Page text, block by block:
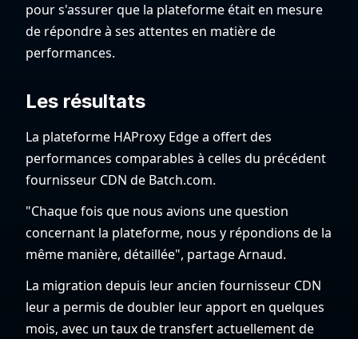
pour s'assurer que la plateforme était en mesure
de répondre à ses attentes en matière de
performances.
Les résultats
La plateforme HAProxy Edge a offert des
performances comparables à celles du précédent
fournisseur CDN de Batch.com.
"Chaque fois que nous avions une question
concernant la plateforme, nous y répondions de la
même manière, détaillée", partage Arnaud.
La migration depuis leur ancien fournisseur CDN
leur a permis de doubler leur apport en quelques
mois, avec un taux de transfert actuellement de